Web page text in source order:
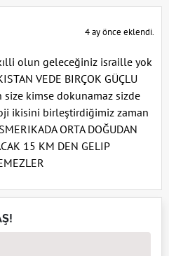
4 ay önce eklendi.
olun geleceğiniz israille yok
VEDE BIRÇOK GÜÇLU
kimse dokunamaz sizde
ikisini birleştirdiğimiz zaman
ORTA DOĞUDAN
15 KM DEN GELIP